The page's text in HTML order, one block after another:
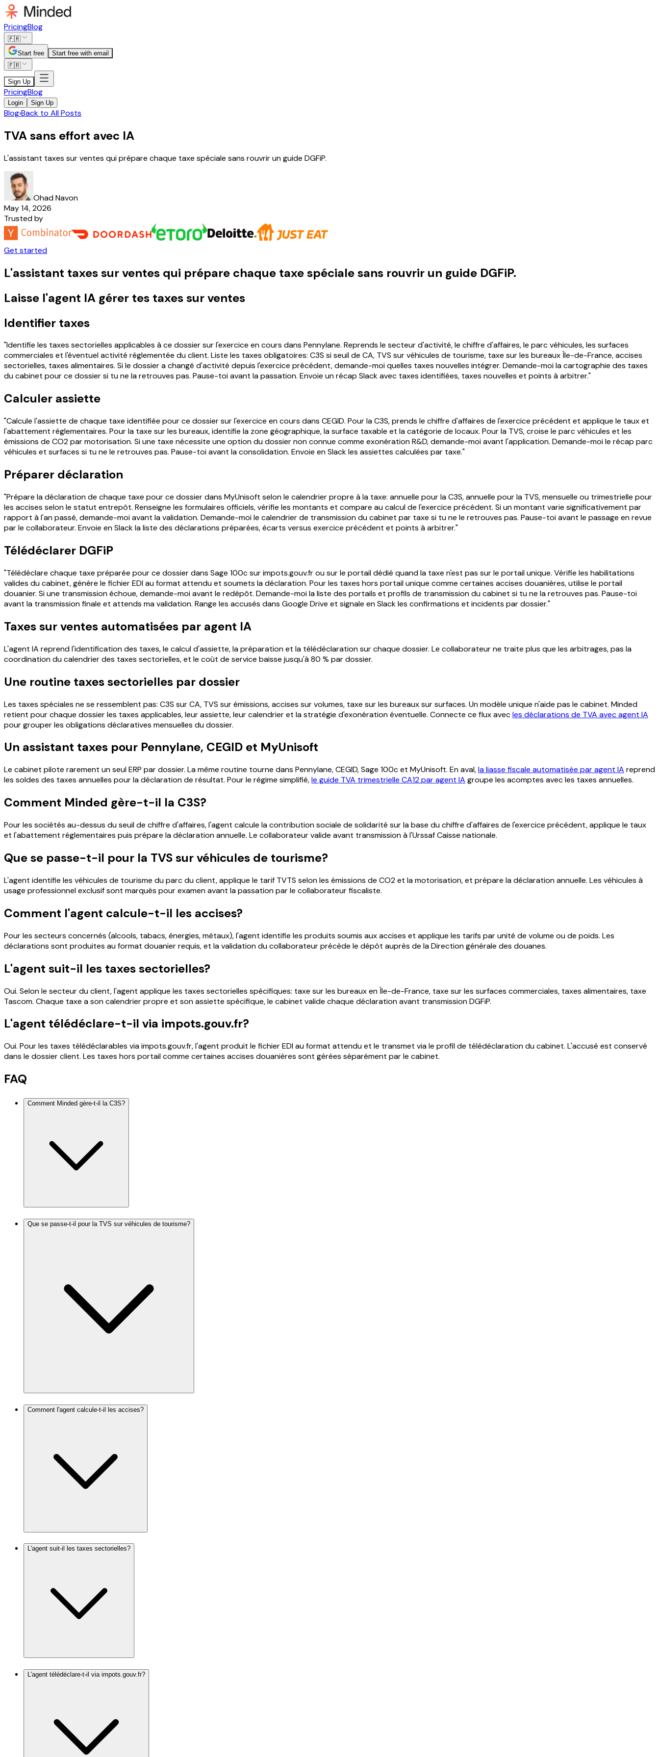
PricingBlog
🇫🇷
Start free
Start free with email
🇫🇷
Sign Up
PricingBlog
Login Sign Up
Blog›Back to All Posts
TVA sans effort avec IA
L'assistant taxes sur ventes qui prépare chaque taxe spéciale sans rouvrir un guide DGFiP.
Ohad Navon
May 14, 2026
Trusted by
Get started
L'assistant taxes sur ventes qui prépare chaque taxe spéciale sans rouvrir un guide DGFiP.
Laisse l'agent IA gérer tes taxes sur ventes
Identifier taxes
"Identifie les taxes sectorielles applicables à ce dossier sur l'exercice en cours dans Pennylane. Reprends le secteur d'activité, le chiffre d'affaires, le parc véhicules, les surfaces
commerciales et l'éventuel activité réglementée du client. Liste les taxes obligatoires: C3S si seuil de CA, TVS sur véhicules de tourisme, taxe sur les bureaux Île-de-France, accises
sectorielles, taxes alimentaires. Si le dossier a changé d'activité depuis l'exercice précédent, demande-moi quelles taxes nouvelles intégrer. Demande-moi la cartographie des taxes
du cabinet pour ce dossier si tu ne la retrouves pas. Pause-toi avant la passation. Envoie un récap Slack avec taxes identifiées, taxes nouvelles et points à arbitrer."
Calculer assiette
"Calcule l'assiette de chaque taxe identifiée pour ce dossier sur l'exercice en cours dans CEGID. Pour la C3S, prends le chiffre d'affaires de l'exercice précédent et applique le taux et
l'abattement réglementaires. Pour la taxe sur les bureaux, identifie la zone géographique, la surface taxable et la catégorie de locaux. Pour la TVS, croise le parc véhicules et les
émissions de CO2 par motorisation. Si une taxe nécessite une option du dossier non connue comme exonération R&D, demande-moi avant l'application. Demande-moi le récap parc
véhicules et surfaces si tu ne le retrouves pas. Pause-toi avant la consolidation. Envoie en Slack les assiettes calculées par taxe."
Préparer déclaration
"Prépare la déclaration de chaque taxe pour ce dossier dans MyUnisoft selon le calendrier propre à la taxe: annuelle pour la C3S, annuelle pour la TVS, mensuelle ou trimestrielle pour
les accises selon le statut entrepôt. Renseigne les formulaires officiels, vérifie les montants et compare au calcul de l'exercice précédent. Si un montant varie significativement par
rapport à l'an passé, demande-moi avant la validation. Demande-moi le calendrier de transmission du cabinet par taxe si tu ne le retrouves pas. Pause-toi avant le passage en revue
par le collaborateur. Envoie en Slack la liste des déclarations préparées, écarts versus exercice précédent et points à arbitrer."
Télédéclarer DGFiP
"Télédéclare chaque taxe préparée pour ce dossier dans Sage 100c sur impots.gouv.fr ou sur le portail dédié quand la taxe n'est pas sur le portail unique. Vérifie les habilitations
valides du cabinet, génère le fichier EDI au format attendu et soumets la déclaration. Pour les taxes hors portail unique comme certaines accises douanières, utilise le portail
douanier. Si une transmission échoue, demande-moi avant le redépôt. Demande-moi la liste des portails et profils de transmission du cabinet si tu ne la retrouves pas. Pause-toi
avant la transmission finale et attends ma validation. Range les accusés dans Google Drive et signale en Slack les confirmations et incidents par dossier."
Taxes sur ventes automatisées par agent IA
L'agent IA reprend l'identification des taxes, le calcul d'assiette, la préparation et la télédéclaration sur chaque dossier. Le collaborateur ne traite plus que les arbitrages, pas la
coordination du calendrier des taxes sectorielles, et le coût de service baisse jusqu'à 80 % par dossier.
Une routine taxes sectorielles par dossier
Les taxes spéciales ne se ressemblent pas: C3S sur CA, TVS sur émissions, accises sur volumes, taxe sur les bureaux sur surfaces. Un modèle unique n'aide pas le cabinet. Minded
retient pour chaque dossier les taxes applicables, leur assiette, leur calendrier et la stratégie d'exonération éventuelle. Connecte ce flux avecles déclarations de TVA avec agent IA
pour grouper les obligations déclaratives mensuelles du dossier.
Un assistant taxes pour Pennylane, CEGID et MyUnisoft
Le cabinet pilote rarement un seul ERP par dossier. La même routine tourne dans Pennylane, CEGID, Sage 100c et MyUnisoft. En aval,la liasse fiscale automatisée par agent IA reprend
les soldes des taxes annuelles pour la déclaration de résultat. Pour le régime simplifié,le guide TVA trimestrielle CA12 par agent IA groupe les acomptes avec les taxes annuelles.
Comment Minded gère-t-il la C3S?
Pour les sociétés au-dessus du seuil de chiffre d'affaires, l'agent calcule la contribution sociale de solidarité sur la base du chiffre d'affaires de l'exercice précédent, applique le taux
et l'abattement réglementaires puis prépare la déclaration annuelle. Le collaborateur valide avant transmission à l'Urssaf Caisse nationale.
Que se passe-t-il pour la TVS sur véhicules de tourisme?
L'agent identifie les véhicules de tourisme du parc du client, applique le tarif TVTS selon les émissions de CO2 et la motorisation, et prépare la déclaration annuelle. Les véhicules à
usage professionnel exclusif sont marqués pour examen avant la passation par le collaborateur fiscaliste.
Comment l'agent calcule-t-il les accises?
Pour les secteurs concernés (alcools, tabacs, énergies, métaux), l'agent identifie les produits soumis aux accises et applique les tarifs par unité de volume ou de poids. Les
déclarations sont produites au format douanier requis, et la validation du collaborateur précède le dépôt auprès de la Direction générale des douanes.
L'agent suit-il les taxes sectorielles?
Oui. Selon le secteur du client, l'agent applique les taxes sectorielles spécifiques: taxe sur les bureaux en Île-de-France, taxe sur les surfaces commerciales, taxes alimentaires, taxe
Tascom. Chaque taxe a son calendrier propre et son assiette spécifique, le cabinet valide chaque déclaration avant transmission DGFiP.
L'agent télédéclare-t-il via impots.gouv.fr?
Oui. Pour les taxes télédéclarables via impots.gouv.fr, l'agent produit le fichier EDI au format attendu et le transmet via le profil de télédéclaration du cabinet. L'accusé est conservé
dans le dossier client. Les taxes hors portail comme certaines accises douanières sont gérées séparément par le cabinet.
FAQ
Comment Minded gère-t-il la C3S?
Que se passe-t-il pour la TVS sur véhicules de tourisme?
Comment l'agent calcule-t-il les accises?
L'agent suit-il les taxes sectorielles?
L'agent télédéclare-t-il via impots.gouv.fr?